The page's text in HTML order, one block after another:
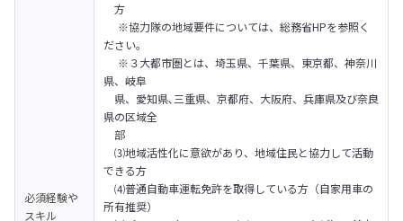
必須経験や
スキル
方
※協力隊の地域要件については、総務省HPを参照く
ださい。
県、岐阜
県、愛知県､三重県、京都府、大阪府、兵庫県及び奈良
県の区域全
部
⑶地域活性化に意欲があり、地域住民と協力して活動
できる方
⑷普通自動車運転免許を取得している方（自家用車の
所有推奨）